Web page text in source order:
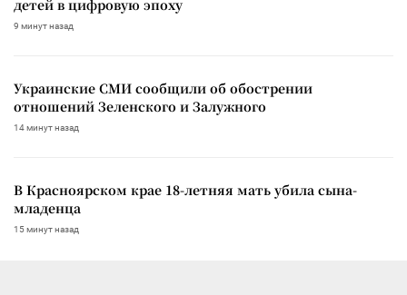
детей в цифровую эпоху
9 минут назад
Украинские СМИ сообщили об обострении
отношений Зеленского и Залужного
14 минут назад
В Красноярском крае 18-летняя мать убила сына-
младенца
15 минут назад